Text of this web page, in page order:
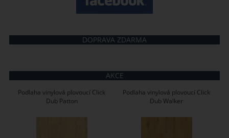
DOPRAVA ZDARMA
AKCE
Podlaha vinylová plovoucí Click
Dub Patton
Podlaha vinylová plovoucí Click
Dub Walker